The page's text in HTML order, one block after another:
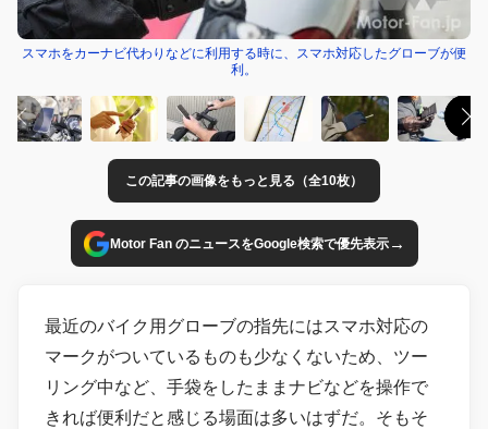
スマホをカーナビ代わりなどに利用する時に、スマホ対応したグローブが便
利。
この記事の画像をもっと見る（全10枚）
Motor Fan のニュースをGoogle検索で優先表示→
最近のバイク用グローブの指先にはスマホ対応の
マークがついているものも少なくないため、ツー
リング中など、手袋をしたままナビなどを操作で
きれば便利だと感じる場面は多いはずだ。そもそ